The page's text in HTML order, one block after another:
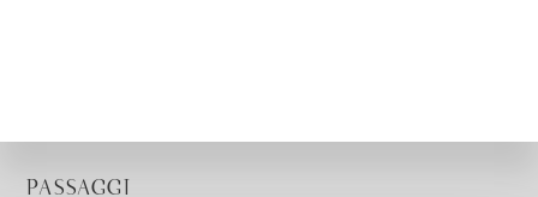
PASSAGGI